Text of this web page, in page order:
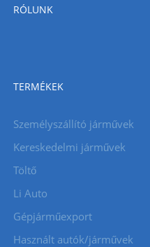
RÓLUNK
TERMÉKEK
Személyszállító járművek
Kereskedelmi járművek
Töltő
Li Auto
Gépjárműexport
Használt autók/járművek